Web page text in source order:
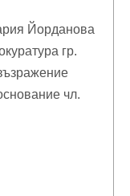
Йорданова
гр.
чл.